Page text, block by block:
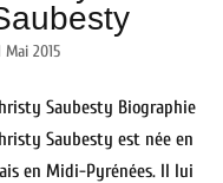
Mai 2015
Saubesty Biographie
Saubesty est née en
en Midi-Pyrénées. Il lui